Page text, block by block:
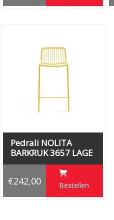
Pedrali NOLITA
BARKRUK 3657 LAGE
rug
€242,00 Bestellen